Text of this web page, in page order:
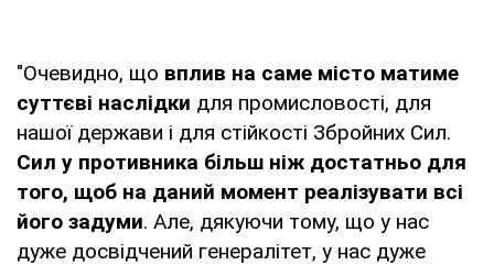
"Очевидно, що вплив на саме місто матиме
суттєві наслідки для промисловості, для
нашої держави і для стійкості Збройних Сил.
Сил у противника більш ніж достатньо для
того, щоб на даний момент реалізувати всі
його задуми. Але, дякуючи тому, що у нас
дуже досвідчений генералітет, у нас дуже